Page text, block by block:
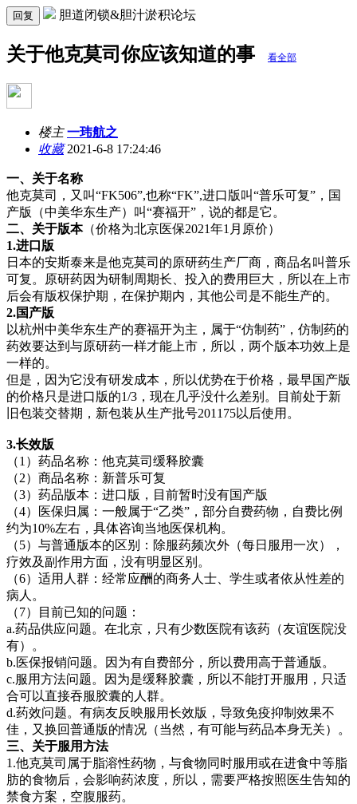
回复 胆道闭锁&胆汁淤积论坛
关于他克莫司你应该知道的事 看全部
楼主 一玮航之
收藏2021-6-8 17:24:46
一、关于名称
他克莫司，又叫“FK506”,也称“FK”,进口版叫“普乐可复”，国
产版（中美华东生产）叫“赛福开”，说的都是它。
二、关于版本（价格为北京医保2021年1月原价）
1.进口版
日本的安斯泰来是他克莫司的原研药生产厂商，商品名叫普乐
可复。原研药因为研制周期长、投入的费用巨大，所以在上市
后会有版权保护期，在保护期内，其他公司是不能生产的。
2.国产版
以杭州中美华东生产的赛福开为主，属于“仿制药”，仿制药的
药效要达到与原研药一样才能上市，所以，两个版本功效上是
一样的。
但是，因为它没有研发成本，所以优势在于价格，最早国产版
的价格只是进口版的1/3，现在几乎没什么差别。目前处于新
旧包装交替期，新包装从生产批号201175以后使用。
3.长效版
（1）药品名称：他克莫司缓释胶囊
（2）商品名称：新普乐可复
（3）药品版本：进口版，目前暂时没有国产版
（4）医保归属：一般属于“乙类”，部分自费药物，自费比例
约为10%左右，具体咨询当地医保机构。
（5）与普通版本的区别：除服药频次外（每日服用一次），
疗效及副作用方面，没有明显区别。
（6）适用人群：经常应酬的商务人士、学生或者依从性差的
病人。
（7）目前已知的问题：
a.药品供应问题。在北京，只有少数医院有该药（友谊医院没
有）。
b.医保报销问题。因为有自费部分，所以费用高于普通版。
c.服用方法问题。因为是缓释胶囊，所以不能打开服用，只适
合可以直接吞服胶囊的人群。
d.药效问题。有病友反映服用长效版，导致免疫抑制效果不
佳，又换回普通版的情况（当然，有可能与药品本身无关）。
三、关于服用方法
1.他克莫司属于脂溶性药物，与食物同时服用或在进食中等脂
肪的食物后，会影响药浓度，所以，需要严格按照医生告知的
禁食方案，空腹服药。